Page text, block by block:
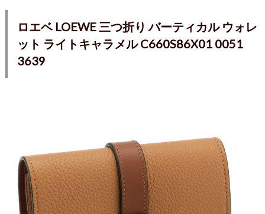
ロエベ LOEWE 三つ折り バーティカル ウォレ
ット ライトキャラメル C660S86X01 0051
3639